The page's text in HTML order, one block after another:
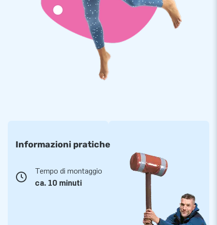
Informazioni pratiche
Tempo di montaggio
ca. 10 minuti